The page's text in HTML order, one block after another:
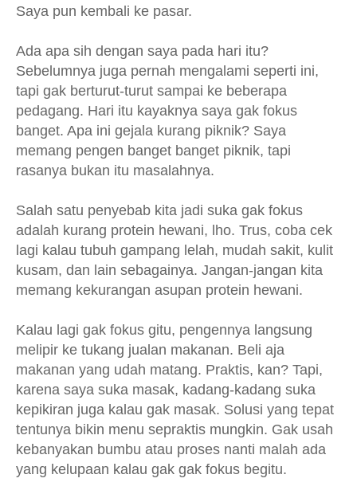
Saya pun kembali ke pasar.
Ada apa sih dengan saya pada hari itu?
Sebelumnya juga pernah mengalami seperti ini,
tapi gak berturut-turut sampai ke beberapa
pedagang. Hari itu kayaknya saya gak fokus
banget. Apa ini gejala kurang piknik? Saya
memang pengen banget banget piknik, tapi
rasanya bukan itu masalahnya.
Salah satu penyebab kita jadi suka gak fokus
adalah kurang protein hewani, lho. Trus, coba cek
lagi kalau tubuh gampang lelah, mudah sakit, kulit
kusam, dan lain sebagainya. Jangan-jangan kita
memang kekurangan asupan protein hewani.
Kalau lagi gak fokus gitu, pengennya langsung
melipir ke tukang jualan makanan. Beli aja
makanan yang udah matang. Praktis, kan? Tapi,
karena saya suka masak, kadang-kadang suka
kepikiran juga kalau gak masak. Solusi yang tepat
tentunya bikin menu sepraktis mungkin. Gak usah
kebanyakan bumbu atau proses nanti malah ada
yang kelupaan kalau gak gak fokus begitu.